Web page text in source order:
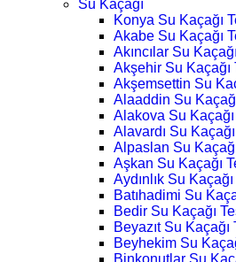
Su Kaçağı
Konya Su Kaçağı
Akabe Su Kaçağı
Akıncılar Su
Akşehir Su Kaçağı
Akşemsettin Su
Alaaddin Su
Alakova Su
Alavardı Su
Alpaslan Su
Aşkan Su Kaçağı
Aydınlık Su
Batıhadimi Su
Bedir Su Kaçağı
Beyazıt Su Kaçağı
Beyhekim Su